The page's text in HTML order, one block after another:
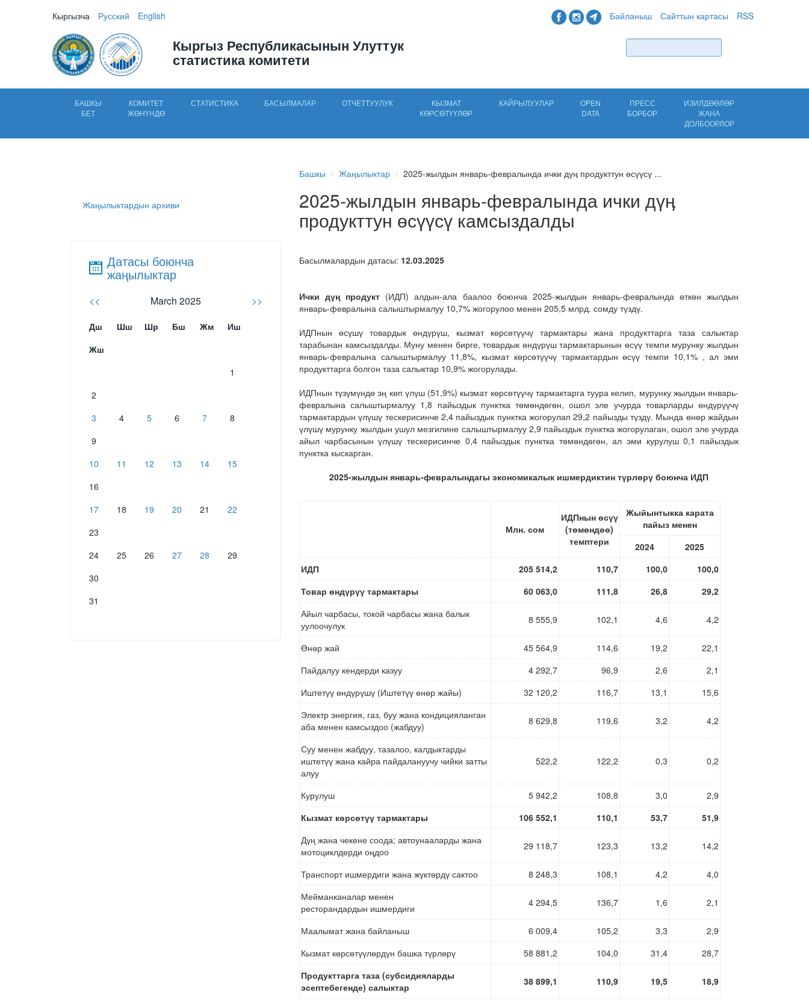
Кыргызча Русский English Байланыш Сайттын картасы RSS
Кыргыз Республикасынын Улуттук
статистика комитети
БАШКЫ
БЕТ
КОМИТЕТ
ЖӨНҮНДӨ
СТАТИСТИКА БАСЫЛМАЛАР ОТЧЕТТУУЛУК
КЫЗМАТ
КӨРСӨТҮҮЛӨР
КАЙРЫЛУУЛАР
OPEN
DATA
ПРЕСС
БОРБОР
ИЗИЛДӨӨЛӨР
ЖАНА
ДОЛБООРЛОР
Жаңылыктардын архиви
Датасы боюнча
жаңылыктар
<< March 2025 >>
Дш Шш Шр Бш Жм
Иш
Жш
1
2
3
4 5 6 7
8
9
10
11 12 13 14
15
16
17
18 19 20 21
22
23
24
25 26 27 28
29
30
31
Башкы Жаңылыктар 2025-жылдын январь-февралында ички дүӊ продукттун өсүүсү ...
2025-жылдын январь-февралында ички дүӊ
продукттун өсүүсү камсыздалды
Басылмалардын датасы: 12.03.2025
Ички дүң продукт (ИДП) алдын-ала баалоо боюнча 2025-жылдын январь-февралында өткөн жылдын
январь-февралына салыштырмалуу 10,7% жогорулоо менен 205,5 млрд. сомду түздү.
ИДПнын өсүшү товардык өндүрүш, кызмат көрсөтүүчү тармактары жана продукттарга таза салыктар
тарабынан камсыздалды. Муну менен бирге, товардык өндүрүш тармактарынын өсүү темпи мурунку жылдын
январь-февралына салыштырмалуу 11,8%, кызмат көрсөтүүчү тармактардын өсүү темпи 10,1% , ал эми
продукттарга болгон таза салыктар 10,9% жогорулады.
ИДПнын түзүмүндө эң көп үлүш (51,9%) кызмат көрсөтүүчү тармактарга туура келип, мурунку жылдын январь-
февралына салыштырмалуу 1,8 пайыздык пунктка тѳмѳндѳгѳн, ошол эле учурда товарларды өндүрүүчү
тармактардын үлүшү тескерисинче 2,4 пайыздык пунктка жогорулап 29,2 пайызды түздү. Мында өнөр жайдын
үлүшү мурунку жылдын ушул мезгилине салыштырмалуу 2,9 пайыздык пунктка жогорулаган, ошол эле учурда
айыл чарбасынын үлүшү тескерисинче 0,4 пайыздык пунктка тѳмѳндѳгѳн, ал эми курулуш 0,1 пайыздык
пунктка кыскарган.
2025-жылдын январь-февралындагы экономикалык ишмердиктин түрлөрү боюнча ИДП
Млн. сом
ИДПнын өсүү
(төмөндөө)
темптери
Жыйынтыкка карата
пайыз менен
2024
2025
ИДП
205 514,2 110,7 100,0
100,0
Товар өндүрүү тармактары
60 063,0 111,8 26,8
29,2
Айыл чарбасы, токой чарбасы жана балык
уулоочулук
8 555,9 102,1 4,6 4,2
Өнөр жай 45 564,9 114,6 19,2
22,1
Пайдалуу кендерди казуу
4 292,7 96,9 2,6
2,1
Иштетүү өндүрүшү (Иштетүү өнөр жайы)
32 120,2 116,7 13,1
15,6
Электр энергия, газ, буу жана кондицияланган
аба менен камсыздоо (жабдуу)
8 629,8 119,6 3,2 4,2
Суу менен жабдуу, тазалоо, калдыктарды
иштетүү жана кайра пайдалануучу чийки затты
алуу
522,2 122,2 0,3 0,2
Курулуш 5 942,2 108,8 3,0
2,9
Кызмат көрсөтүү тармактары
106 552,1 110,1 53,7
51,9
Дүң жана чекене соода; автоунааларды жана
мотоциклдерди оңдоо
29 118,7 123,3 13,2 14,2
Транспорт ишмердиги жана жүктөрдү сактоо 8 248,3 108,1 4,2
4,0
Мейманканалар менен
ресторандардын ишмердиги
4 294,5 136,7 1,6 2,1
Маалымат жана байланыш 6 009,4 105,2 3,3
2,9
Кызмат көрсөтүүлөрдүн башка түрлөрү
58 881,2 104,0 31,4
28,7
Продукттарга таза (субсидияларды
эсептебегенде) салыктар
38 899,1 110,9 19,5 18,9